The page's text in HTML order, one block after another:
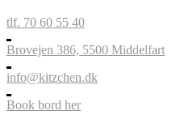
tlf. 70 60 55 40
Brovejen 386, 5500 Middelfart
info@kitzchen.dk
Book bord her